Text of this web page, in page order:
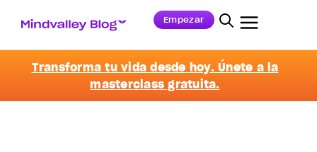
Empezar
Transforma tu vida desde hoy. Únete a la
masterclass gratuita.